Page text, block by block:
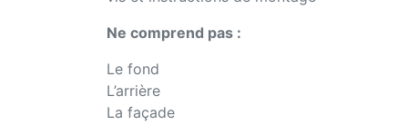
Ne comprend pas :
Le fond
L’arrière
La façade